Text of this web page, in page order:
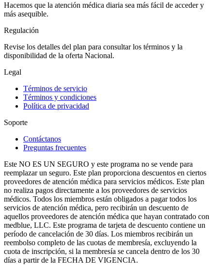
Hacemos que la atención médica diaria sea más fácil de acceder y
más asequible.
Regulación
Revise los detalles del plan para consultar los términos y la
disponibilidad de la oferta Nacional.
Legal
Términos de servicio
Términos y condiciones
Política de privacidad
Soporte
Contáctanos
Preguntas frecuentes
Este NO ES UN SEGURO y este programa no se vende para
reemplazar un seguro. Este plan proporciona descuentos en ciertos
proveedores de atención médica para servicios médicos. Este plan
no realiza pagos directamente a los proveedores de servicios
médicos. Todos los miembros están obligados a pagar todos los
servicios de atención médica, pero recibirán un descuento de
aquellos proveedores de atención médica que hayan contratado con
medblue, LLC. Este programa de tarjeta de descuento contiene un
período de cancelación de 30 días. Los miembros recibirán un
reembolso completo de las cuotas de membresía, excluyendo la
cuota de inscripción, si la membresía se cancela dentro de los 30
días a partir de la FECHA DE VIGENCIA.